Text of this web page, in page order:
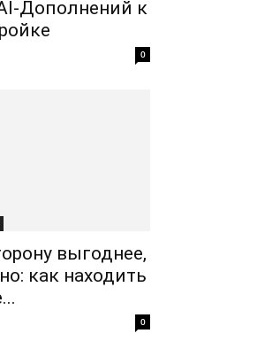
Дополнений к
0
выгоднее,
как находить
0